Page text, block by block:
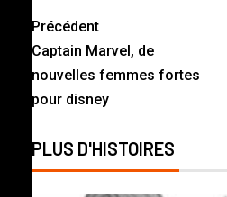
Précédent
Captain Marvel, de
nouvelles femmes fortes
pour disney
PLUS D'HISTOIRES